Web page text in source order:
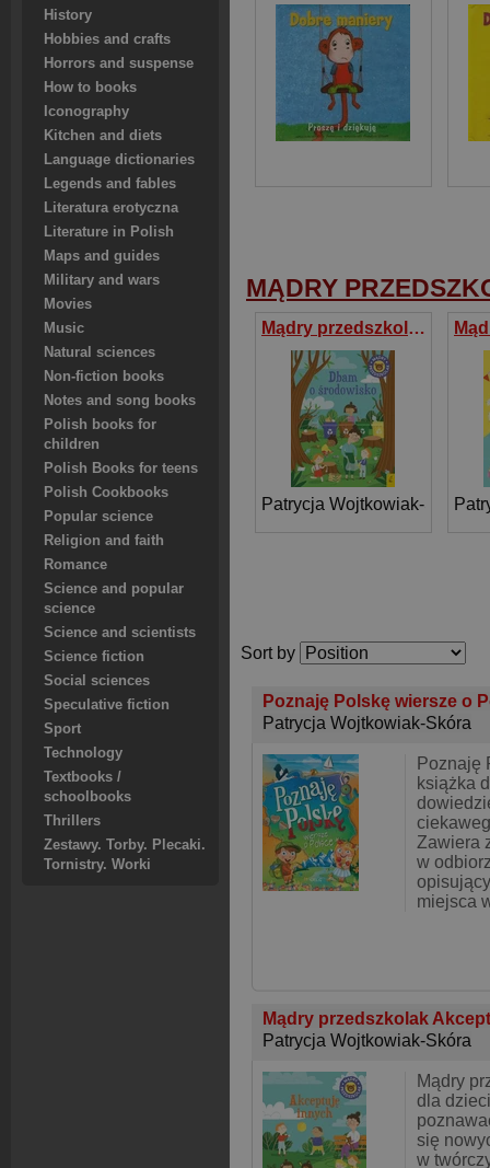
History
Hobbies and crafts
Horrors and suspense
How to books
Iconography
Kitchen and diets
Language dictionaries
Legends and fables
Literatura erotyczna
Literature in Polish
Maps and guides
Military and wars
Movies
Music
Natural sciences
Non-fiction books
Notes and song books
Polish books for
children
Polish Books for teens
Polish Cookbooks
Popular science
Religion and faith
Romance
Science and popular
science
Science and scientists
Science fiction
Social sciences
Speculative fiction
Sport
Technology
Textbooks /
schoolbooks
Thrillers
Zestawy. Torby. Plecaki.
Tornistry. Worki
MĄDRY
Mądry przedszkolak Dbam o środowisko
Patrycja Wojtkowiak-Skóra
Sort by
Poznaję Polskę wiersze o
Patrycja Wojtkowiak-Skóra
Poznaję
książka
Zawiera
w
miejsca
Mądry przedszkolak
Patrycja Wojtkowiak-Skóra
Mądry
dla
się
w